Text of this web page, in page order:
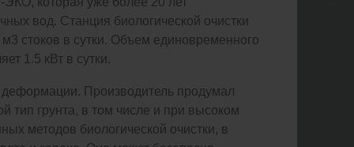
вод. Станция биологической очистки
стоков в сутки. Объем единовременного
1.5 кВт в сутки.
деформации. Производитель продумал
тип грунта, в том числе и при высоком
методов биологической очистки, в